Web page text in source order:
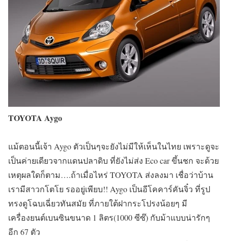
TOYOTA Aygo
แม้ตอนนี้เจ้า Aygo ตัวเป็นๆจะยังไม่มีให้เห็นในไทย เพราะดูจะ
เป็นค่ายเดียวจากแดนปลาดิบ ที่ยังไม่ส่ง Eco car ขึ้นชก จะด้วย
เหตุผลใดก็ตาม….ถ้าเมื่อไหร่ TOYOTA ส่งลงมา เชื่อว่าบ้าน
เรามีสาวกโตโย รออยู่เพียบ!! Aygo เป็นอีโคคาร์คันจิ๋ว ที่รูป
ทรงดูโฉบเฉี่ยวทันสมัย ที่ภายใต้ฝากระโปรงน้อยๆ มี
เครื่องยนต์เบนซินขนาด 1 ลิตร(1000 ซีซ๊) กับม้าแบบน่ารักๆ
อีก 67 ตัว